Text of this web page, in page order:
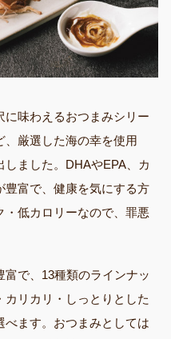
に味わえるおつまみシリー
、厳選した海の幸を使用
ました。DHAやEPA、カ
豊富で、健康を気にする方
・低カロリーなので、罪悪
で、13種類のラインナッ
リカリ・しっとりとした
ます。おつまみとしては